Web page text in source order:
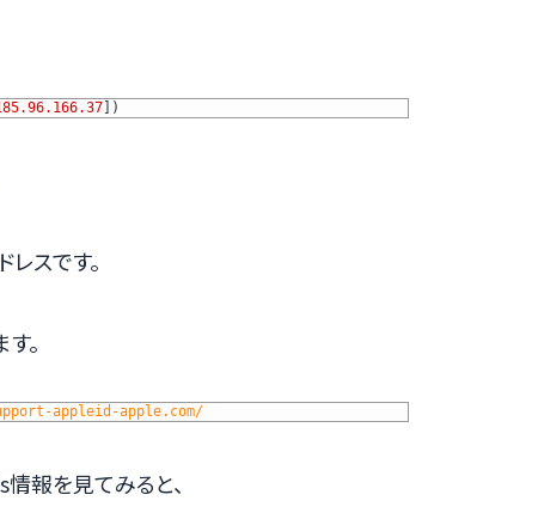
] )
スです。
。
appleid-apple.com/
報を見てみると、